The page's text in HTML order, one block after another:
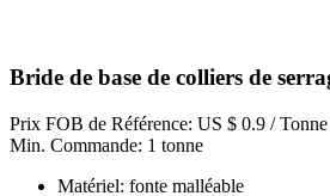
Bride de base de colliers de
Prix FOB de Référence: US $ 0.9 / Tonne
Min. Commande: 1 tonne
Matériel: fonte malléable